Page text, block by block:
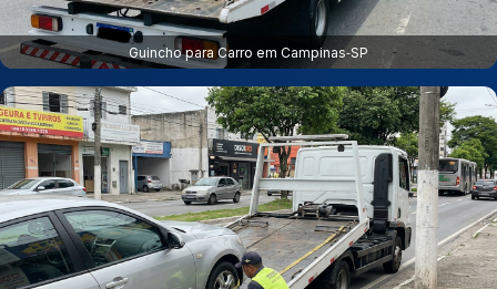
Guincho para Carro em Campinas‑SP